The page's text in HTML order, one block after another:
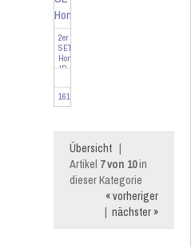
2er
SET
Homematic
IP
Home
Heizkörper...
161046-2
Übersicht |
Artikel 7 von 10in
dieser Kategorie
« vorheriger
| nächster »